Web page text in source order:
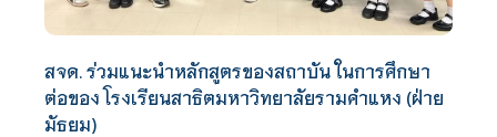
สจด. ร่วมแนะนำหลักสูตรของสถาบัน ในการศึกษา
ต่อของ โรงเรียนสาธิตมหาวิทยาลัยรามคำแหง (ฝ่าย
มัธยม)